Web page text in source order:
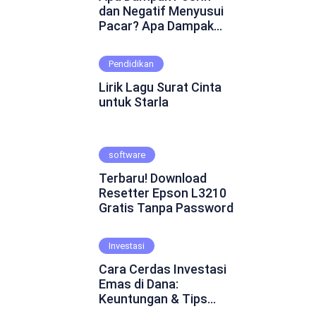
dan Negatif Menyusui
Pacar? Apa Dampak
Menyusui Pacar?
Mungkin ini adalah
pertanyaan yang
muncul dalam
fenomena yang cukup
kontroversial dalam
hubungan asmara.
Beberapa orang
percaya bahwa
menyusui pacar dapat
emosional dan
menghadirkan
keintiman yang lebih
dalam. Namun, ada juga
yang skeptis dan
Pendidikan
Lirik Lagu Surat Cinta
untuk Starla
software
Terbaru! Download
Resetter Epson L3210
Gratis Tanpa Password
Investasi
Cara Cerdas Investasi
Emas di Dana:
Keuntungan & Tips